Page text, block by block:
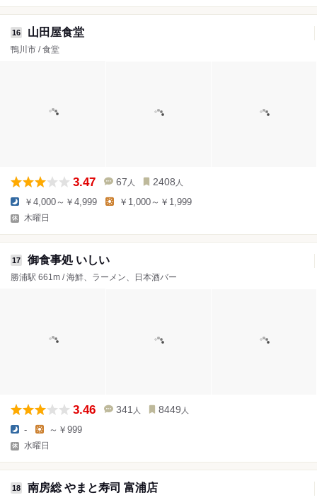
16 山田屋食堂
鴨川市 / 食堂
3.47 67 人 2408 人
￥4,000～￥4,999 ￥1,000～￥1,999
木曜日
17 御食事処 いしい
勝浦駅 661m / 海鮮、ラーメン、日本酒バー
3.46 341 人 8449 人
- ～￥999
水曜日
18 南房総 やまと寿司 富浦店